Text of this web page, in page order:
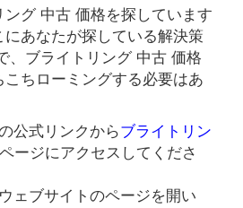
グ 中古 価格を探しています
あなたが探している解決策
、ブライトリング 中古 価格
こちローミングする必要はあ
公式リンクからブライトリン
ページにアクセスしてくださ
ェブサイトのページを開い